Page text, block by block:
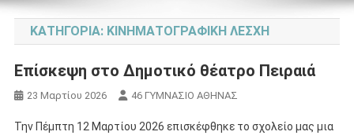
ΚΑΤΗΓΟΡΊΑ: ΚΙΝΗΜΑΤΟΓΡΑΦΙΚΉ ΛΈΣΧΗ
Επίσκεψη στο Δημοτικό θέατρο Πειραιά
23 Μαρτίου 2026 46 ΓΥΜΝΑΣΙΟ ΑΘΗΝΑΣ
Την Πέμπτη 12 Μαρτίου 2026 επισκέφθηκε το σχολείο μας μια